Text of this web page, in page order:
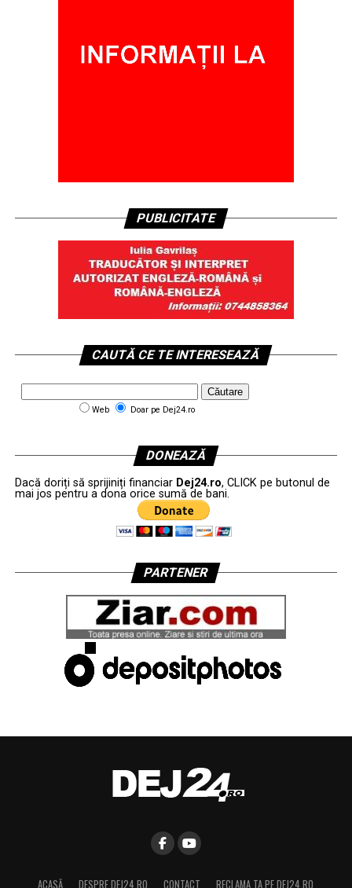
PUBLICITATE
CAUTĂ CE TE INTERESEAZĂ
Web Doar pe Dej24.ro
DONEAZĂ
Dacă doriți să sprijiniți financiar Dej24.ro, CLICK pe butonul de
mai jos pentru a dona orice sumă de bani.
PARTENER
ACASĂ DESPRE DEJ24.RO CONTACT RECLAMA TA PE DEJ24.RO